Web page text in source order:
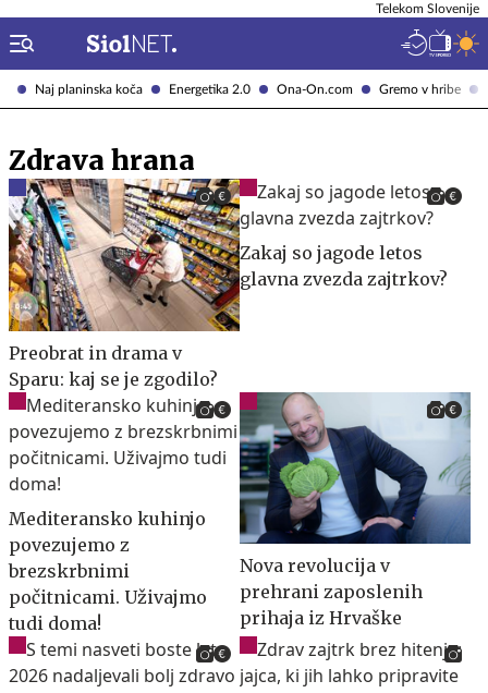
Naj planinska koča Energetika 2.0 Ona-On.com Gremo v hribe
Telekom Slovenije
Zdrava hrana
Preobrat in drama v
Sparu: kaj se je zgodilo?
Zakaj so jagode letos
glavna zvezda zajtrkov?
Mediteransko kuhinjo
povezujemo z
brezskrbnimi
počitnicami. Uživajmo
tudi doma!
Nova revolucija v
prehrani zaposlenih
prihaja iz Hrvaške